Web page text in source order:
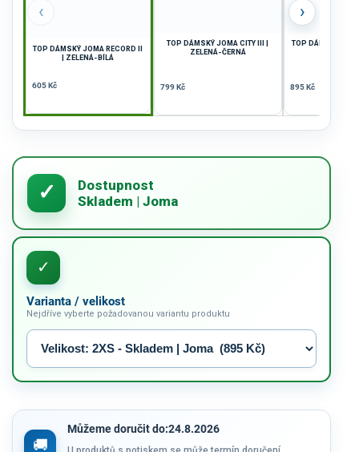
‹
TOP DÁMSKÝ JOMA RECORD II
| ZELENÁ-BÍLÁ
605 Kč
TOP DÁMSKÝ JOMA CITY III |
ZELENÁ-ČERNÁ
799 Kč
TOP DÁMSKÝ
895 Kč
›
Varianta / velikost
Nejdříve vyberte požadovanou variantu produktu
Můžeme doručit do:24.8.2026